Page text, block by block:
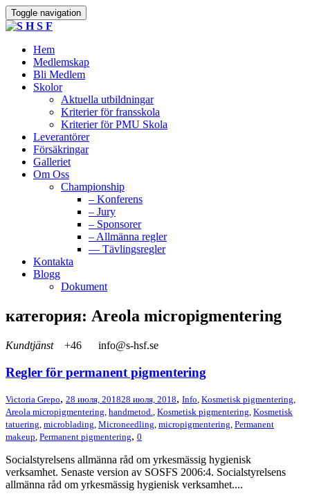
Toggle navigation
Hem
Medlemskap
Bli Medlem
Skolor
Aktuella utbildningar
Kriterier för fransskola
Kriterier för PMU Skola
Leverantörer
Försäkringar
Galleriet
Om Oss
Championship
– Konferens
– Jury
– Sponsorer
– Allmänna regler
— Tävlingsregler
Kontakta
Blogg
Dokument
категория: Areola micropigmentering
Kundtjänst +46 info@s-hsf.se
Regler för permanent pigmentering
Victoria Grepo, 28 июля, 201828 июля, 2018, Info, Kosmetisk pigmentering,
Areola micropigmentering, handmetod., Kosmetisk pigmentering, Kosmetisk
tatuering, microblading, Microneedling, micropigmentering, Permanent
makeup, Permanent pigmentering, 0
Socialstyrelsens allmänna råd om yrkesmässig hygienisk
verksamhet. Senaste version av SOSFS 2006:4. Socialstyrelsens
allmänna råd om yrkesmässig hygienisk verksamhet....